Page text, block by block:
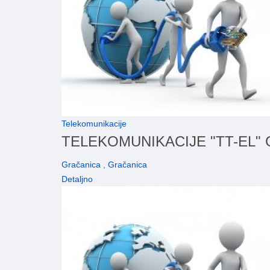
Telekomunikacije
TELEKOMUNIKACIJE "TT-EL"
Gračanica , Gračanica
Detaljno